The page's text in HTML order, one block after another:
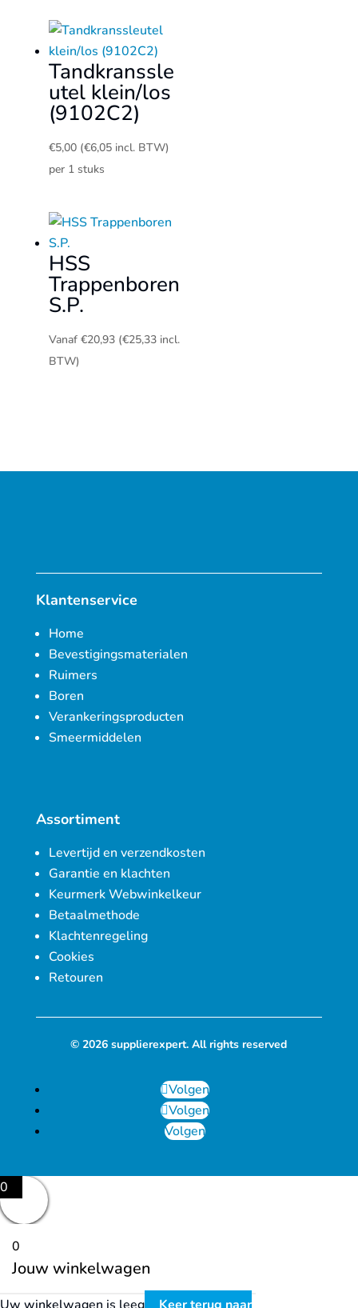
Tandkranssle
utel klein/los
(9102C2)
€5,00 (€6,05incl. BTW)
per 1 stuks
HSS
Trappenboren
S.P.
Vanaf €20,93 (€25,33incl.
BTW)
Klantenservice
Home
Bevestigingsmaterialen
Ruimers
Boren
Verankeringsproducten
Smeermiddelen
Assortiment
Levertijd en verzendkosten
Garantie en klachten
Keurmerk Webwinkelkeur
Betaalmethode
Klachtenregeling
Cookies
Retouren
© 2026 supplierexpert. All rights reserved
Volgen
Volgen
Volgen
0
0
Jouw winkelwagen